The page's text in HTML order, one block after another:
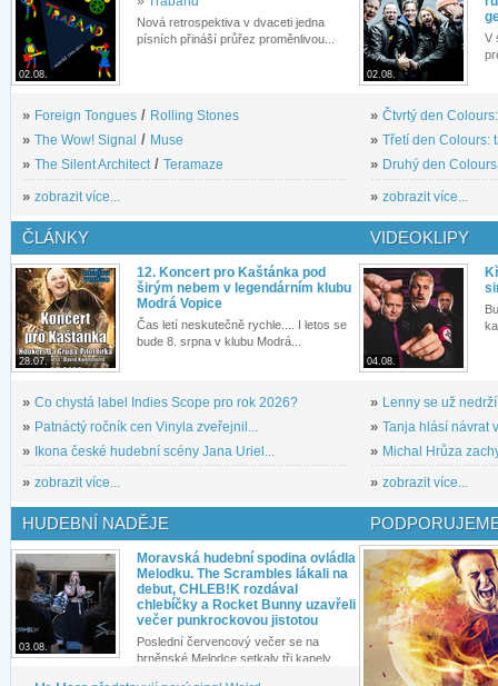
02.08.
Nová retrospektiva v dvaceti jedna
písních přináší průřez proměnlivou...
» Foreign Tongues / Rolling Stones
» The Wow! Signal / Muse
» The Silent Architect/ Teramaze
» zobrazit více...
02.08.
V
» Čtvrtý den
» Třetí den Colours:
» Druhý den
» zobrazit více...
ČLÁNKY
28.07.
12. Koncert pro Kaštánka pod
širým nebem v legendárním klubu
Modrá Vopice
Čas letí neskutečně rychle.... I letos se
bude 8. srpna v klubu Modrá...
» Co chystá label Indies Scope pro rok 2026?
» Patnáctý ročník cen Vinyla zveřejnil...
» Ikona české hudební scény Jana Uriel...
» zobrazit více...
VIDEOKLIPY
04.08.
» Lenny se už
» Tanja hlásí návrat
» Michal Hrůza
» zobrazit více...
HUDEBNÍ NADĚJE
03.08.
Moravská hudební spodina ovládla
Melodku. The Scrambles lákali na
debut, CHLEB!K rozdával
chlebíčky a Rocket Bunny uzavřeli
večer punkrockovou jistotou
Poslední červencový večer se na
brněnské Melodce setkaly tři kapely...